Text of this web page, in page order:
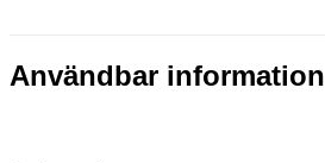
Användbar information